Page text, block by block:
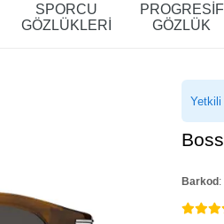
SPORCU
GÖZLÜKLERİ
PROGRESİF
GÖZLÜK
Yetkili
Barkod :